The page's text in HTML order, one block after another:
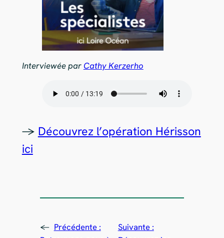
Interviewée par Cathy Kerzerho
-> Découvrez l’opération Hérisson
ici
← Précédente :
Suivante :